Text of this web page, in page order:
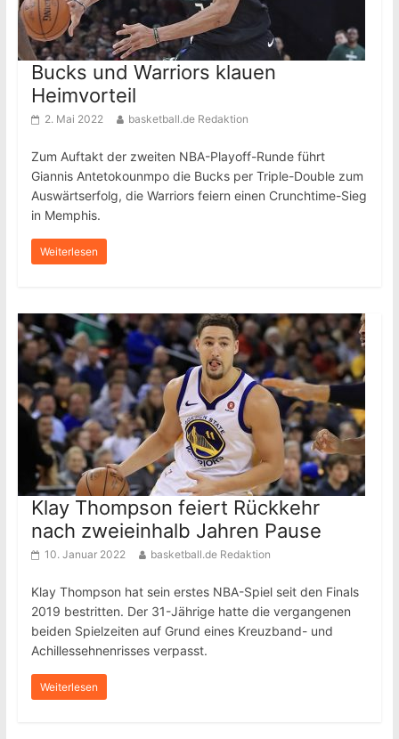
Bucks und Warriors klauen
Heimvorteil
2. Mai 2022 basketball.de Redaktion
Zum Auftakt der zweiten NBA-Playoff-Runde führt
Giannis Antetokounmpo die Bucks per Triple-Double zum
Auswärtserfolg, die Warriors feiern einen Crunchtime-Sieg
in Memphis.
Weiterlesen
Klay Thompson feiert Rückkehr
nach zweieinhalb Jahren Pause
10. Januar 2022 basketball.de Redaktion
Klay Thompson hat sein erstes NBA-Spiel seit den Finals
2019 bestritten. Der 31-Jährige hatte die vergangenen
beiden Spielzeiten auf Grund eines Kreuzband- und
Achillessehnenrisses verpasst.
Weiterlesen